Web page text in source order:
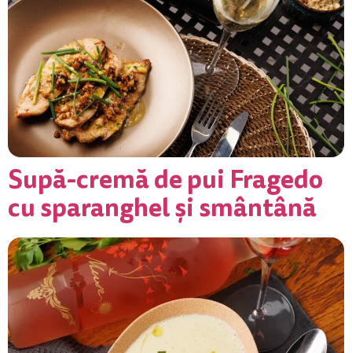
Supă-cremă de pui Fragedo
cu sparanghel și smântână